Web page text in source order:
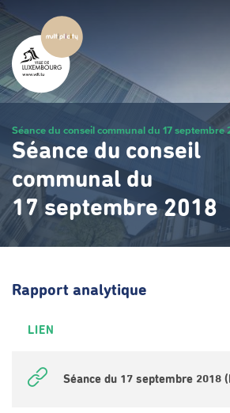
Passer
au
contenu
principal
Séance du conseil communal du 17 septembre
Séance du conseil
communal du
17 septembre 2018
Rapport analytique
LIEN
Séance du 17 septembre 2018